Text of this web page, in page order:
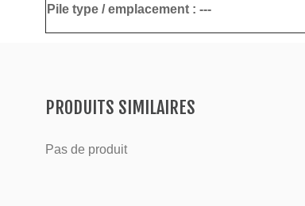
Pile type / emplacement : ---
PRODUITS SIMILAIRES
Pas de produit